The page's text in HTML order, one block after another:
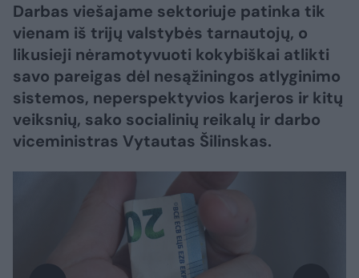
Darbas viešajame sektoriuje patinka tik
vienam iš trijų valstybės tarnautojų, o
likusieji nėramotyvuoti kokybiškai atlikti
savo pareigas dėl nesąžiningos atlyginimo
sistemos, neperspektyvios karjeros ir kitų
veiksnių, sako socialinių reikalų ir darbo
viceministras Vytautas Šilinskas.